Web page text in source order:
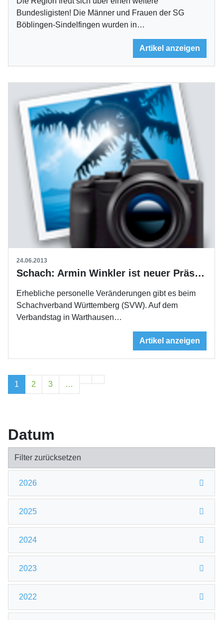
Bundesligisten! Die Männer und Frauen der SG
Böblingen-Sindelfingen wurden in…
Artikel anzeigen
24.06.2013
Schach: Armin Winkler ist neuer Präsident des SVW
Erhebliche personelle Veränderungen gibt es beim
Schachverband Württemberg (SVW). Auf dem
Verbandstag in Warthausen…
Artikel anzeigen
1 2 3 …
Datum
Filter zurücksetzen
2026
2025
2024
2023
2022